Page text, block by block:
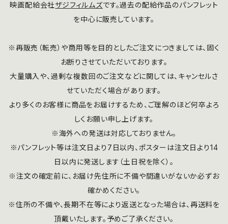
映画配給会社ザジフィルムズです。過去の配給作品のパンフレット
を中心に販売しています。
※再販売（転売）や商用等を目的としたご注文につきましては、固く
お断りさせていただいております。
大量購入や、過剰な複数回のご注文などに関しては、キャンセルさ
せていただく場合があります。
より多くのお客様に商品をお届けするため、ご理解のほど何卒よろ
しくお願い申し上げます。
※海外への発送は対応しておりません。
※パンフレット等は注文日より7日以内、ポスターは注文日より14
日以内に発送します（土日祝を除く）。
※注文の確定前に、お届け先住所に不備や間違いがないか必ずお
確かめください。
※住所の不備や、長期不在等により返送となった場合は、再送料を
頂戴いたします。予めご了承ください。